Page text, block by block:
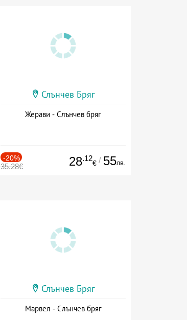
Слънчев Бряг
Жерави - Слънчев бряг
-20%
35.28€ 28.12
€ / 55лв.
Слънчев Бряг
Марвел - Слънчев бряг